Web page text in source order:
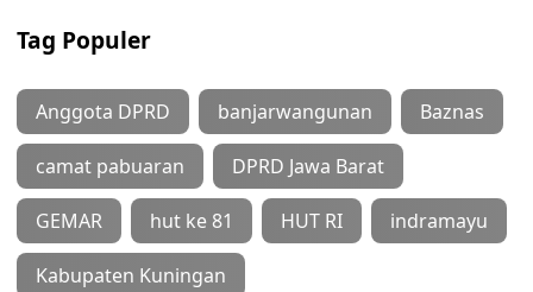
Tag Populer
Anggota DPRD banjarwangunan Baznas
camat pabuaran DPRD Jawa Barat
GEMAR hut ke 81 HUT RI indramayu
Kabupaten Kuningan